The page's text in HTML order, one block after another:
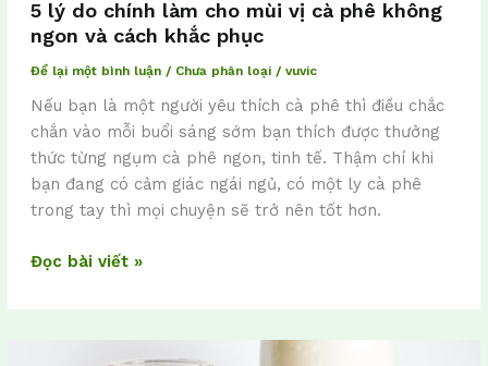
5 lý do chính làm cho mùi vị cà phê không
ngon và cách khắc phục
Để lại một bình luận / Chưa phân loại/ vuvic
Nếu bạn là một người yêu thích cà phê thì điều chắc
chắn vào mỗi buổi sáng sớm bạn thích được thưởng
thức từng ngụm cà phê ngon, tinh tế. Thậm chí khi
bạn đang có cảm giác ngái ngủ, có một ly cà phê
trong tay thì mọi chuyện sẽ trở nên tốt hơn.
Đọc bài viết »